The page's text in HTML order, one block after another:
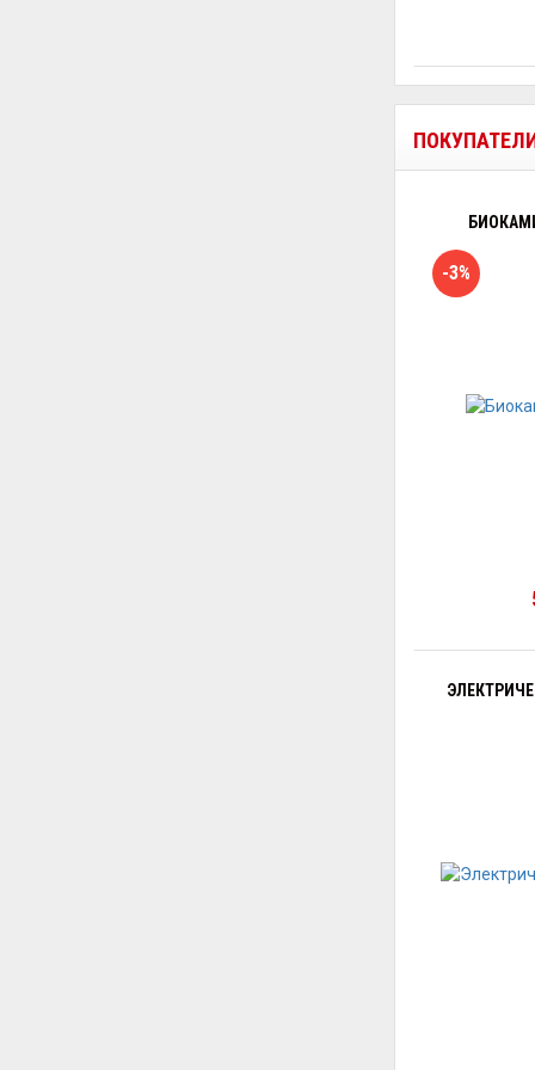
-3%